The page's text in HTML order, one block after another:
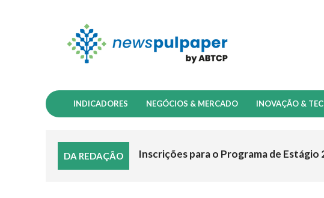
INDICADORES NEGÓCIOS & MERCADO INOVAÇÃO &
DA REDAÇÃO Inscrições para o Programa de Estágio
Papelão ondulado no Brasil: